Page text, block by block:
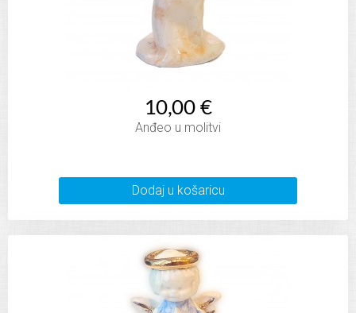
10,00 €
Anđeo u molitvi
Dodaj u košaricu